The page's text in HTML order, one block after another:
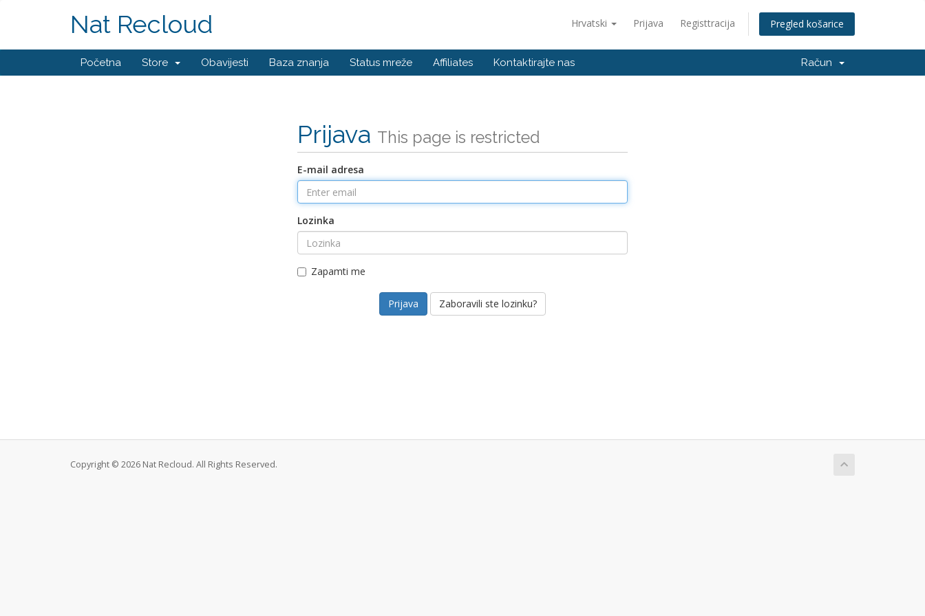
Hrvatski Prijava Registtracija Pregled košarice
Nat Recloud
Početna Store Obavijesti Baza znanja Status mreže Affiliates Kontaktirajte nas Račun
Prijava This page is restricted
E-mail adresa
Lozinka
Zapamti me
Zaboravili ste lozinku?
Copyright © 2026 Nat Recloud. All Rights Reserved.